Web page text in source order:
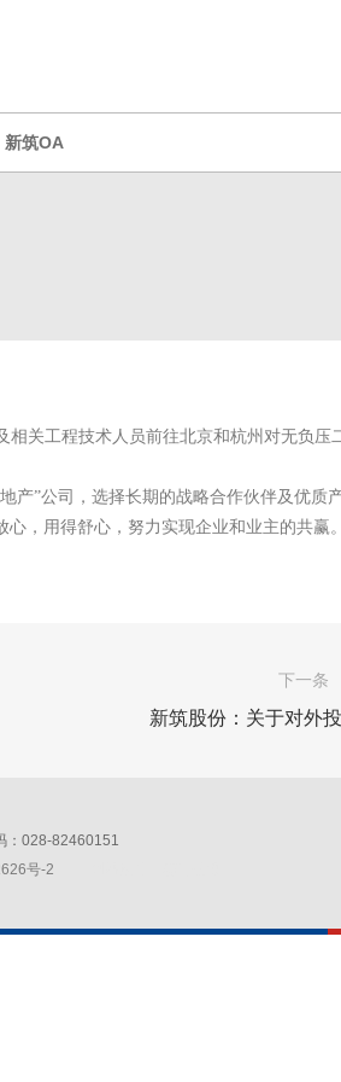
新筑OA
相关工程技术人员前往北京和杭州对无负
”公司，选择长期的战略合作伙伴及优质
，用得舒心，努力实现企业和业主的共赢。
下一条
新筑股份：关于对外
：028-82460151
号-2